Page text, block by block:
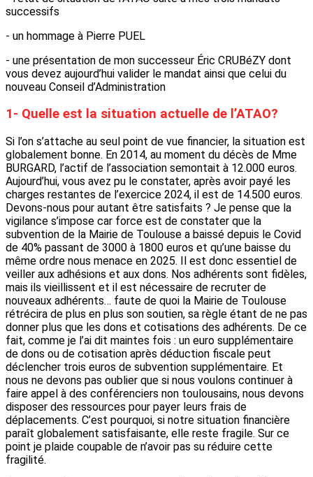
successifs
- un hommage à Pierre PUEL
- une présentation de mon successeur Éric CRUBéZY dont
vous devez aujourd’hui valider le mandat ainsi que celui du
nouveau Conseil d’Administration
1- Quelle est la situation actuelle de l’ATAO?
Si l’on s’attache au seul point de vue financier, la situation est
globalement bonne. En 2014, au moment du décès de Mme
BURGARD, l’actif de l’association semontait à 12.000 euros.
Aujourd’hui, vous avez pu le constater, après avoir payé les
charges restantes de l’exercice 2024, il est de 14.500 euros.
Devons-nous pour autant être satisfaits ? Je pense que la
vigilance s’impose car force est de constater que la
subvention de la Mairie de Toulouse a baissé depuis le Covid
de 40% passant de 3000 à 1800 euros et qu’une baisse du
même ordre nous menace en 2025. Il est donc essentiel de
veiller aux adhésions et aux dons. Nos adhérents sont fidèles,
mais ils vieillissent et il est nécessaire de recruter de
nouveaux adhérents… faute de quoi la Mairie de Toulouse
rétrécira de plus en plus son soutien, sa règle étant de ne pas
donner plus que les dons et cotisations des adhérents. De ce
fait, comme je l’ai dit maintes fois : un euro supplémentaire
de dons ou de cotisation après déduction fiscale peut
déclencher trois euros de subvention supplémentaire. Et
nous ne devons pas oublier que si nous voulons continuer à
faire appel à des conférenciers non toulousains, nous devons
disposer des ressources pour payer leurs frais de
déplacements. C’est pourquoi, si notre situation financière
paraît globalement satisfaisante, elle reste fragile. Sur ce
point je plaide coupable de n’avoir pas su réduire cette
fragilité.